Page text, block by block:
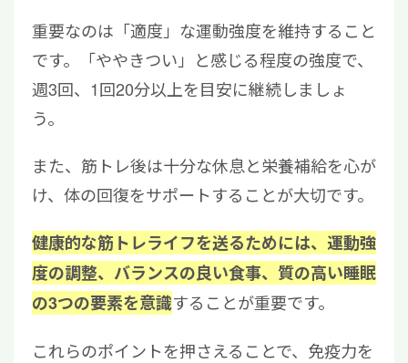
重要なのは「適度」な運動強度を維持すること
です。「ややきつい」と感じる程度の強度で、
週3回、1回20分以上を目安に継続しましょ
う。
また、筋トレ後は十分な休息と栄養補給を心が
け、体の回復をサポートすることが大切です。
健康的な筋トレライフを送るためには、運動強
度の調整、バランスの良い食事、質の高い睡眠
の3つの要素を意識することが重要です。
これらのポイントを押さえることで、免疫力を